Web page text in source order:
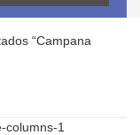
“Campana
columns-1